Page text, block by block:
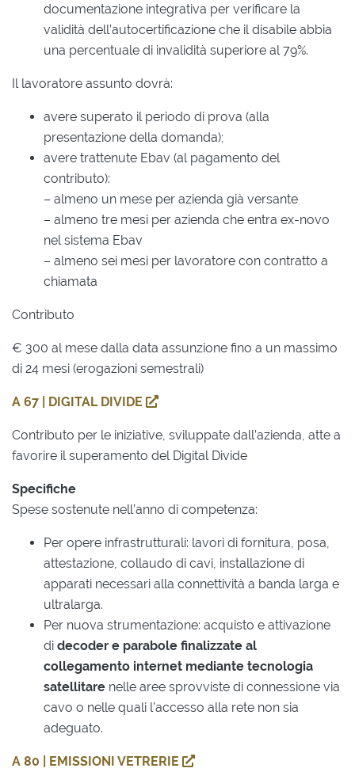
documentazione integrativa per verificare la
validità dell’autocertificazione che il disabile abbia
una percentuale di invalidità superiore al 79%.
Il lavoratore assunto dovrà:
avere superato il periodo di prova (alla
presentazione della domanda);
avere trattenute Ebav (al pagamento del
contributo):
– almeno un mese per azienda già versante
– almeno tre mesi per azienda che entra ex-novo
nel sistema Ebav
– almeno sei mesi per lavoratore con contratto a
chiamata
Contributo
€ 300 al mese dalla data assunzione fino a un massimo
di 24 mesi (erogazioni semestrali)
A 67 | DIGITAL DIVIDE
Contributo per le iniziative, sviluppate dall’azienda, atte a
favorire il superamento del Digital Divide
Specifiche
Spese sostenute nell’anno di competenza:
Per opere infrastrutturali: lavori di fornitura, posa,
attestazione, collaudo di cavi, installazione di
apparati necessari alla connettività a banda larga e
ultralarga.
Per nuova strumentazione: acquisto e attivazione
di decoder e parabole finalizzate al
collegamento internet mediante tecnologia
satellitare nelle aree sprovviste di connessione via
cavo o nelle quali l’accesso alla rete non sia
adeguato.
A 80 | EMISSIONI VETRERIE